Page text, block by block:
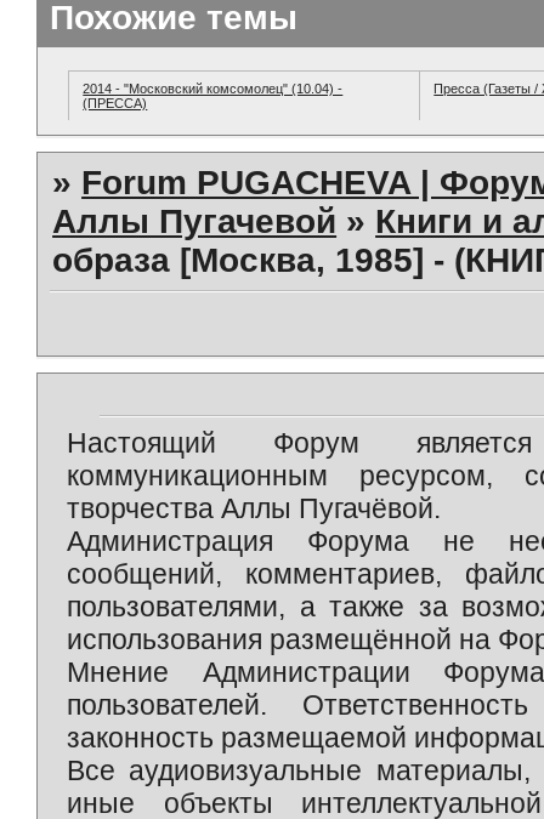
Похожие темы
2014 - "Московский комсомолец" (10.04) -
(ПРЕССА)
Пресса (Газеты
» Forum PUGACHEVA |
Аллы Пугачевой » Книги и
образа [Москва, 1985] -
Настоящий Форум является
коммуникационным ресурсом,
творчества Аллы Пугачёвой.
Администрация Форума не
сообщений, комментариев,
пользователями, а также за
использования размещённой на
Мнение Администрации
пользователей.
законность размещаемой
Все аудиовизуальные
иные объекты